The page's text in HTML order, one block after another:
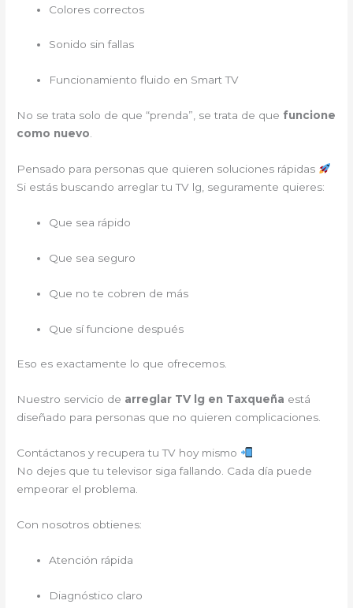
Colores correctos
Sonido sin fallas
Funcionamiento fluido en Smart TV
No se trata solo de que “prenda”, se trata de que funcione
como nuevo
Pensado para personas que quieren soluciones rápidas
Si estás buscando arreglar tu TV lg, seguramente quieres:
Que sea rápido
Que sea seguro
Que no te cobren de más
Que sí funcione después
Eso es exactamente lo que ofrecemos.
Nuestro servicio de arreglar TV lg en Taxqueña está
diseñado para personas que no quieren complicaciones.
Contáctanos y recupera tu TV hoy mismo
No dejes que tu televisor siga fallando. Cada día puede
empeorar el problema.
Con nosotros obtienes:
Atención rápida
Diagnóstico claro